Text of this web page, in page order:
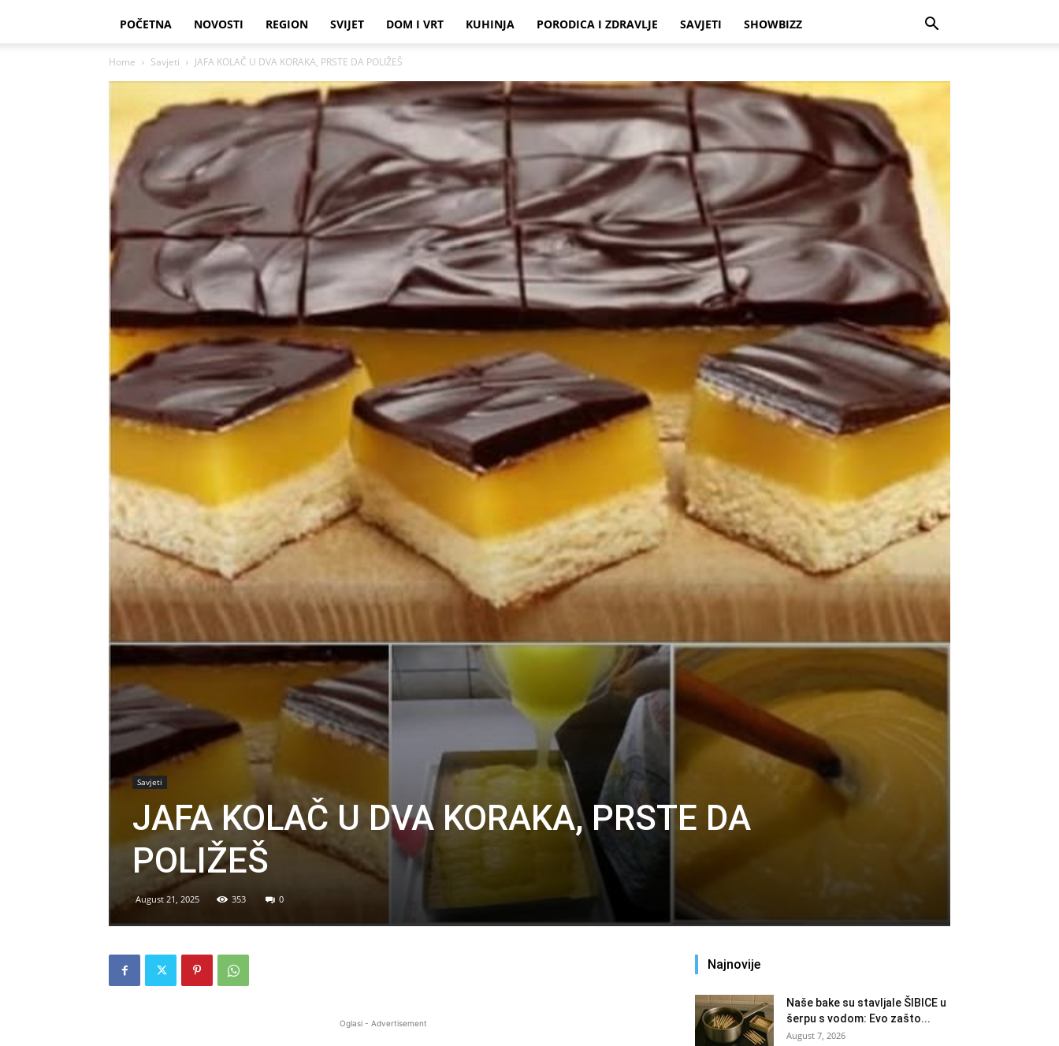
POČETNA NOVOSTI REGION SVIJET DOM I VRT KUHINJA PORODICA I ZDRAVLJE SAVJETI SHOWBIZZ
Home Savjeti JAFA KOLAČ U DVA KORAKA, PRSTE DA POLIŽEŠ
Savjeti
JAFA KOLAČ U DVA KORAKA, PRSTE DA
POLIŽEŠ
August 21, 2025 353 0
Oglasi - Advertisement
Najnovije
Naše bake su stavljale ŠIBICE u
šerpu s vodom: Evo zašto...
August 7, 2026